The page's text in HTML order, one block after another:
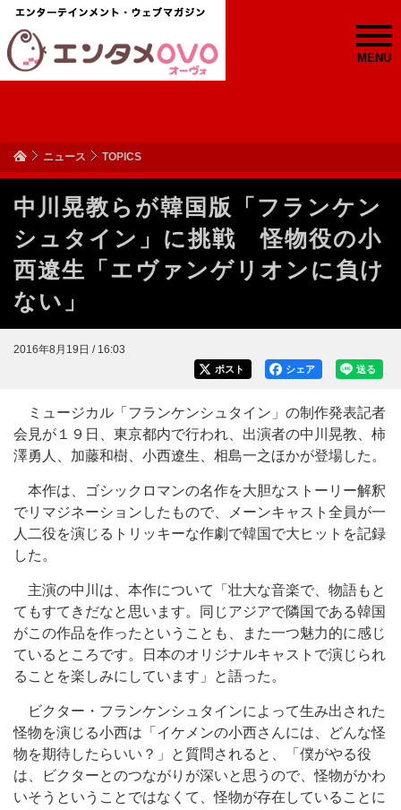
MENU
ニュース TOPICS
中川晃教らが韓国版「フランケン
シュタイン」に挑戦 怪物役の小
西遼生「エヴァンゲリオンに負け
ない」
2016年8月19日 / 16:03
送る
シェア
ポスト
ミュージカル「フランケンシュタイン」の制作発表記者
会見が１９日、東京都内で行われ、出演者の中川晃教、柿
澤勇人、加藤和樹、小西遼生、相島一之ほかが登場した。
本作は、ゴシックロマンの名作を大胆なストーリー解釈
でリマジネーションしたもので、メーンキャスト全員が一
人二役を演じるトリッキーな作劇で韓国で大ヒットを記録
した。
主演の中川は、本作について「壮大な音楽で、物語もと
てもすてきだなと思います。同じアジアで隣国である韓国
がこの作品を作ったということも、また一つ魅力的に感じ
ているところです。日本のオリジナルキャストで演じられ
ることを楽しみにしています」と語った。
ビクター・フランケンシュタインによって生み出された
怪物を演じる小西は「イケメンの小西さんには、どんな怪
物を期待したらいい？」と質問されると、「僕がやる役
は、ビクターとのつながりが深いと思うので、怪物がかわ
いそうということではなくて、怪物が存在していることに